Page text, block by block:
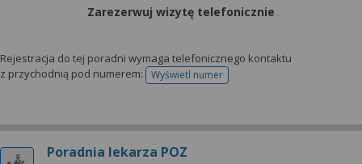
Zarezerwuj wizytę telefonicznie
Rejestracja do tej poradni wymaga telefonicznego kontaktu
z przychodnią pod numerem:
Wyświetl numertelefonu do rejestracji
Poradnia lekarza POZ